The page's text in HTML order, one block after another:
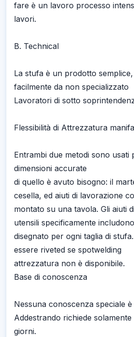
fare è un lavoro processo
lavori.
B. Technical
La stufa è un prodotto
facilmente da non specializzato
Lavoratori di sotto
Flessibilità di Attrezzatura
Entrambi due metodi sono usati
dimensioni accurate
di quello è avuto bisogno: il
cesella, ed aiuti di lavorazione
montato su una tavola. Gli aiuti
utensili specificamente
disegnato per ogni taglia di
essere riveted se spotwelding
attrezzatura non è disponibile.
Base di conoscenza
Nessuna conoscenza speciale è
Addestrando richiede
giorni.